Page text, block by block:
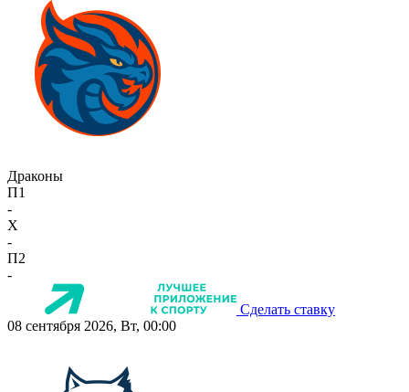
Драконы
П1
-
X
-
П2
-
Сделать ставку
08 сентября 2026, Вт, 00:00